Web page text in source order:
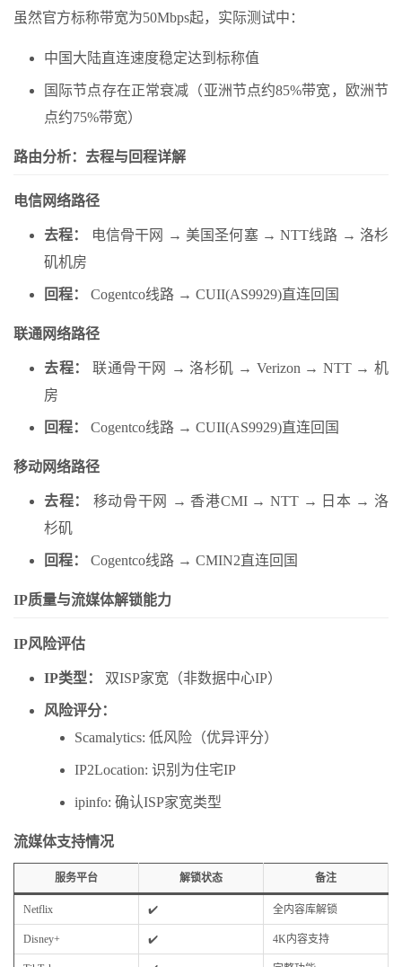
虽然官方标称带宽为50Mbps起，实际测试中：
中国大陆直连速度稳定达到标称值
国际节点存在正常衰减（亚洲节点约85%带宽，欧洲节
点约75%带宽）
路由分析：去程与回程详解
电信网络路径
去程：
电信骨干网 → 美国圣何塞 → NTT线路 → 洛杉
矶机房
回程： Cogentco线路 → CUII(AS9929)直连回国
联通网络路径
去程：
联通骨干网 → 洛杉矶 → Verizon → NTT → 机
房
回程： Cogentco线路 → CUII(AS9929)直连回国
移动网络路径
去程：
移动骨干网 → 香港CMI → NTT → 日本 → 洛
杉矶
回程： Cogentco线路 → CMIN2直连回国
IP质量与流媒体解锁能力
IP风险评估
IP类型： 双ISP家宽（非数据中心IP）
风险评分：
Scamalytics: 低风险（优异评分）
IP2Location: 识别为住宅IP
ipinfo: 确认ISP家宽类型
流媒体支持情况
服务平台 解锁状态 备注
Netflix ✔️ 全内容库解锁
Disney+ ✔️ 4K内容支持